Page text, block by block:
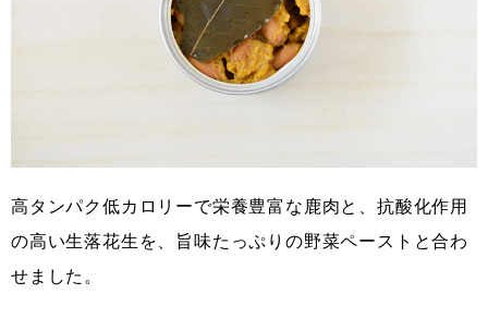
高タンパク低カロリーで栄養豊富な鹿肉と、抗酸化作用
の高い生落花生を、旨味たっぷりの野菜ペーストと合わ
せました。